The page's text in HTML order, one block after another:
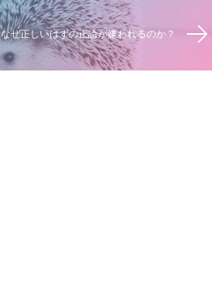
なぜ正しいはずの正論が嫌われるのか？